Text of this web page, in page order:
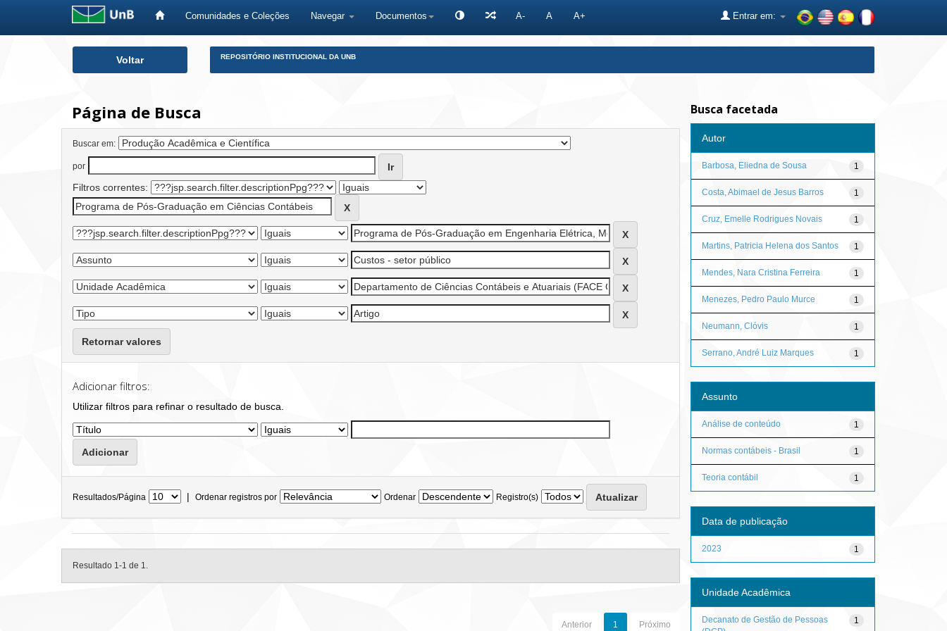
Comunidades e Coleções Navegar Documentos A- A A+ Entrar em:
Voltar REPOSITÓRIO INSTITUCIONAL DA UNB
Página de Busca
Buscar em:
por
Filtros correntes:
Retornar valores
Adicionar filtros:
Utilizar filtros para refinar o resultado de busca.
Resultados/Página | Ordenar registros por Ordenar Registro(s)
Resultado 1-1 de 1.
Anterior 1 Próximo
Busca facetada
Autor
1
Barbosa, Eliedna de Sousa
1
Costa, Abimael de Jesus Barros
1
Cruz, Emelle Rodrigues Novais
1
Martins, Patricia Helena dos Santos
1
Mendes, Nara Cristina Ferreira
1
Menezes, Pedro Paulo Murce
1
Neumann, Clóvis
1
Serrano, André Luiz Marques
Assunto
1
Análise de conteúdo
1
Normas contábeis - Brasil
1
Teoria contábil
Data de publicação
1
2023
Unidade Acadêmica
1
Decanato de Gestão de Pessoas